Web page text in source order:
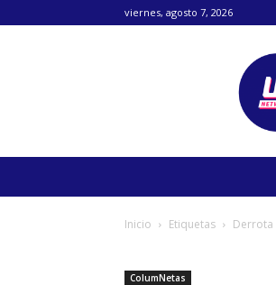
viernes, agosto 7, 2026
Inicio Etiquetas Derrota
ColumNetas